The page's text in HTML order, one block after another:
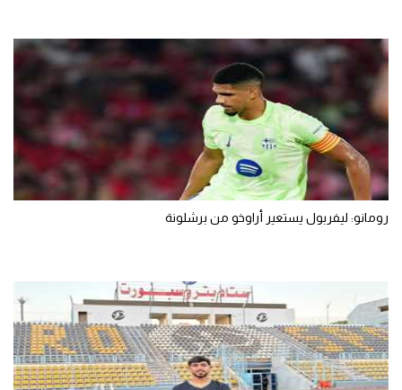
رومانو: ليفربول يستعير أراوخو من برشلونة